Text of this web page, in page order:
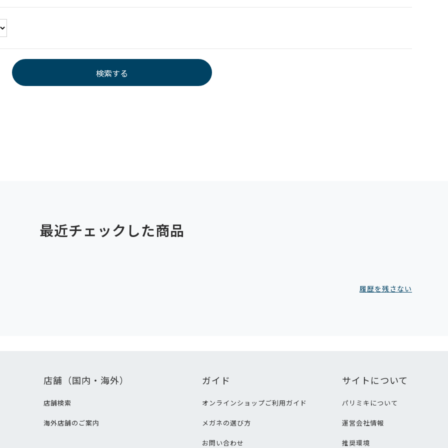
最近チェックした商品
履歴を残さない
店舗（国内・海外）
店舗検索
海外店舗のご案内
ガイド
オンラインショップご利用ガイド
メガネの選び方
お問い合わせ
サイトについて
パリミキについて
運営会社情報
推奨環境